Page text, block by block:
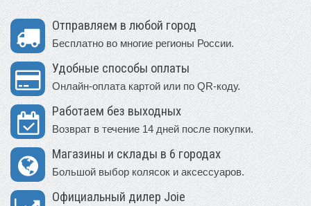
Отправляем в любой город
Бесплатно во многие регионы России.
Удобные способы оплаты
Онлайн-оплата картой или по QR-коду.
Работаем без выходных
Возврат в течение 14 дней после покупки.
Магазины и склады в 6 городах
Большой выбор колясок и аксессуаров.
Официальный дилер Joie